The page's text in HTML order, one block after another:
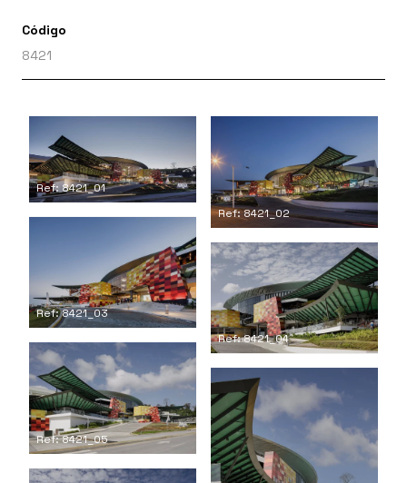
Código
8421
Ref: 8421_01
Ref: 8421_02
Ref: 8421_03
Ref: 8421_04
Ref: 8421_05